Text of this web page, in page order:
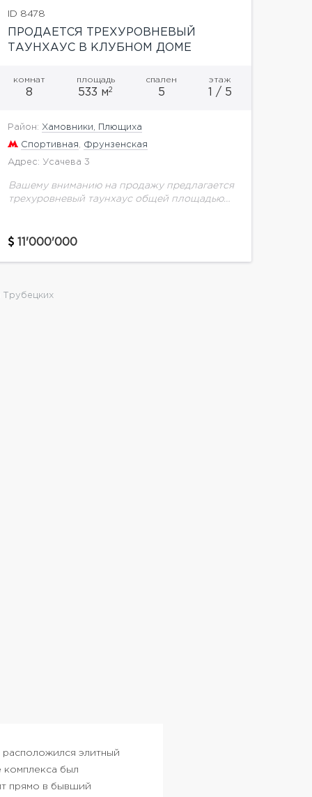
ID 8478
ПРОДАЕТСЯ ТРЕХУРОВНЕВЫЙ
ТАУНХАУС В КЛУБНОМ ДОМЕ
комнат
8
площадь
533 м2
спален
5
этаж
1 / 5
Район: Хамовники, Плющиха
Спортивная Фрунзенская
Адрес: Усачева 3
Вашему вниманию на продажу предлагается
трехуровневый таунхаус общей площадью
планировка: 3 спальни (две из которых
11'000'000
Трубецких
расположился элитный
комплекса был
прямо в бывший